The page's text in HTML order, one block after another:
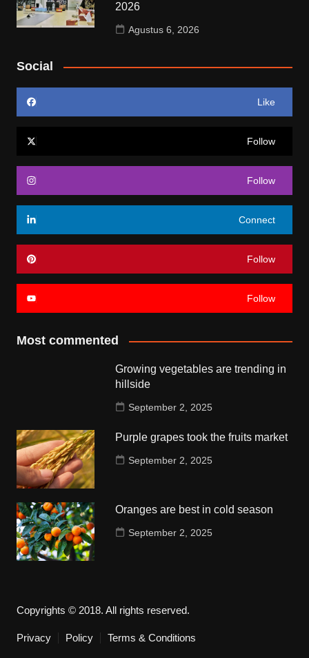
2026
Agustus 6, 2026
Social
Like
Follow
Follow
Connect
Follow
Follow
Most commented
Growing vegetables are trending in
hillside
September 2, 2025
Purple grapes took the fruits market
September 2, 2025
Oranges are best in cold season
September 2, 2025
Copyrights © 2018. All rights reserved.
Privacy Policy Terms & Conditions